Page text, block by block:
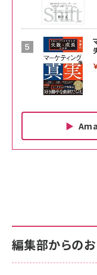
￥
スペ
サ
サ
編集部からのお